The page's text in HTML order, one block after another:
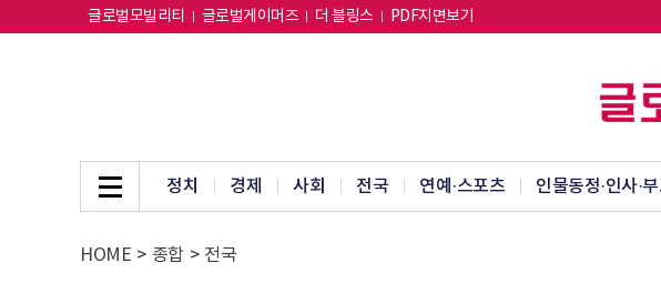
글로벌모빌리티 글로벌게이머즈 더 블링스 PDF지면보기
정치 경제 사회 전국 연예·스포츠 인물동정·인사·
HOME > 종합 > 전국